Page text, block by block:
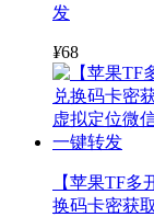
发
¥68
【苹果TF
换码卡密获